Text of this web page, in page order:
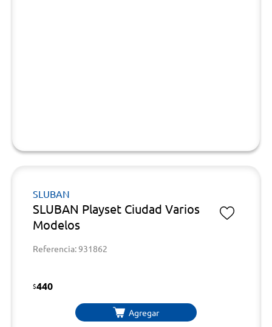
SLUBAN
SLUBAN Playset Ciudad Varios
Modelos
Referencia: 931862
$440
Agregar